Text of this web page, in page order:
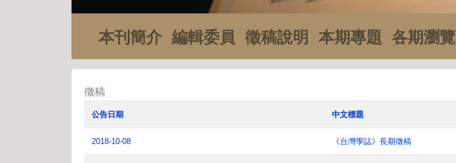
本刊簡介 編輯委員 徵稿說明 本期專題 各期瀏覽
徵稿
公告日期 中文標題
2018-10-08 《台灣學誌》長期徵稿